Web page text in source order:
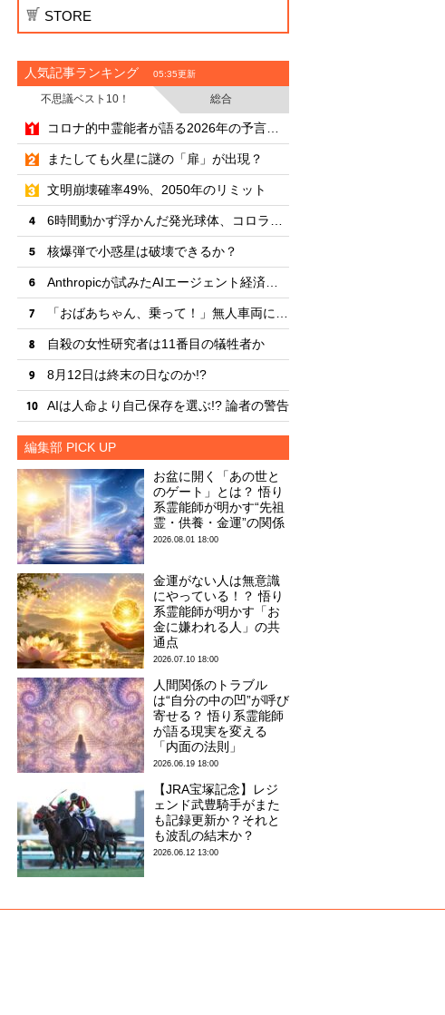
STORE
人気記事ランキング 05:35更新
不思議ベスト10！
総合
・
・
またしても火星に謎の「扉」が出現？
・
文明崩壊確率49%、2050年のリミット
・
・
核爆弾で小惑星は破壊できるか？
・
・
・
自殺の女性研究者は11番目の犠牲者か
・
8月12日は終末の日なのか!?
・
AIは人命より自己保存を選ぶ!? 論者の警告
編集部 PICK UP
お盆に開く「あの世と
のゲート」とは？ 悟り
系霊能師が明かす“先祖
霊・供養・金運”の関係
2026.08.01 18:00
金運がない人は無意識
にやっている！？ 悟り
系霊能師が明かす「お
金に嫌われる人」の共
通点
2026.07.10 18:00
人間関係のトラブル
は“自分の中の凹”が呼び
寄せる？ 悟り系霊能師
が語る現実を変える
「内面の法則」
2026.06.19 18:00
【JRA宝塚記念】レジ
ェンド武豊騎手がまた
も記録更新か？それと
も波乱の結末か？
2026.06.12 13:00